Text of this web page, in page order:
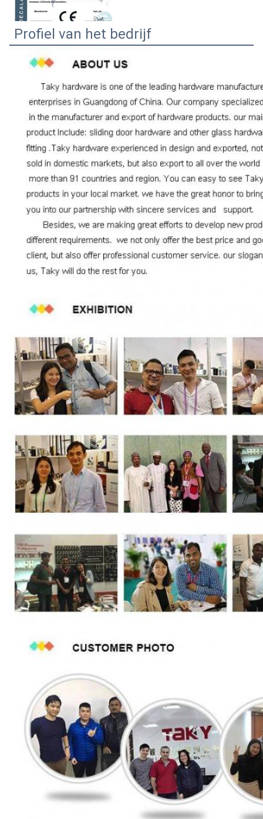
Profiel van het bedrijf